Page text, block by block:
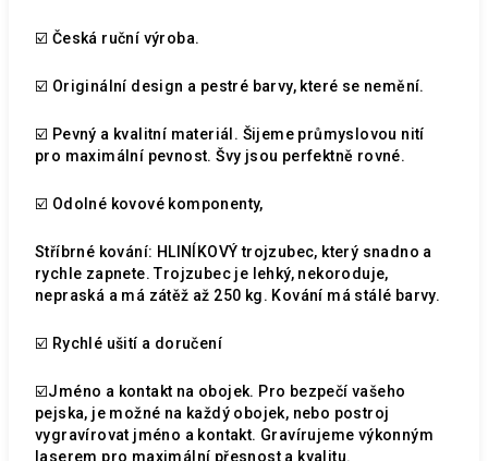
☑️ Česká ruční výroba.
☑️ Originální design a pestré barvy, které se nemění.
☑️ Pevný a kvalitní materiál. Šijeme průmyslovou nití
pro maximální pevnost. Švy jsou perfektně rovné.
☑️ Odolné kovové komponenty,
Stříbrné kování: HLINÍKOVÝ trojzubec, který snadno a
rychle zapnete. Trojzubec je lehký, nekoroduje,
nepraská a má zátěž až 250 kg. Kování má stálé barvy.
☑️ Rychlé ušití a doručení
☑️Jméno a kontakt na obojek. Pro bezpečí vašeho
pejska, je možné na každý obojek, nebo postroj
vygravírovat jméno a kontakt. Gravírujeme výkonným
laserem pro maximální přesnost a kvalitu.